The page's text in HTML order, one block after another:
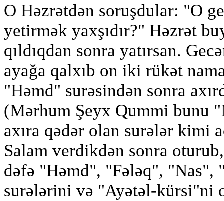
O Həzrətdən soruşdular: "O
yetirmək yaxşıdır?" Həzrət
qıldıqdan sonra yatırsan.
ayağa qalxıb on iki rükət
"Həmd" surəsindən sonra
(Mərhum Şeyx Qummi bunu
axıra qədər olan surələr kimi
Salam verdikdən sonra
dəfə "Həmd", "Fələq",
surələrini və "Ayətəl-kürsi"ni